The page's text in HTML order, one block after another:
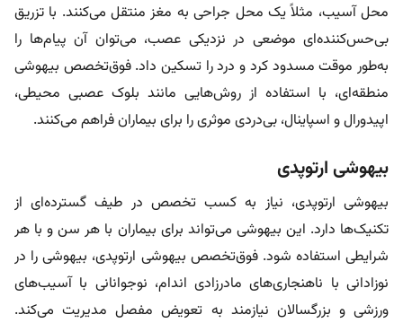
محل آسیب، مثلاً یک محل جراحی به مغز منتقل می‌کنند. با تزریق
بی‌حس‌کننده‌ای موضعی در نزدیکی عصب، می‌توان آن پیام‌ها را
به‌طور موقت مسدود کرد و درد را تسکین داد. فوق‌تخصص بیهوشی
منطقه‌ای، با استفاده از روش‌هایی مانند بلوک عصبی محیطی،
اپیدورال و اسپاینال، بی‌دردی موثری را برای بیماران فراهم می‌کنند.
بیهوشی ارتوپدی
بیهوشی ارتوپدی، نیاز به کسب تخصص در طیف گسترده‌ای از
تکنیک‌ها دارد. این بیهوشی می‌تواند برای بیماران با هر سن و با هر
شرایطی استفاده شود. فوق‌تخصص بیهوشی ارتوپدی، بیهوشی را در
نوزادانی با ناهنجاری‌های مادرزادی اندام، نوجوانانی با آسیب‌های
ورزشی و بزرگسالان نیازمند به تعویض مفصل مدیریت می‌کند.